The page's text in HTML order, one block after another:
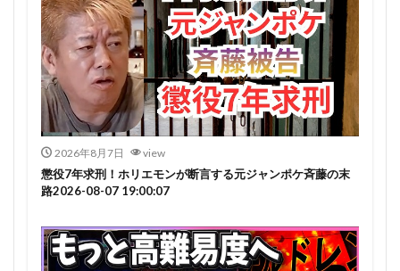
2026年8月7日 view
懲役7年求刑！ホリエモンが断言する元ジャンポケ斉藤の末
路2026-08-07 19:00:07